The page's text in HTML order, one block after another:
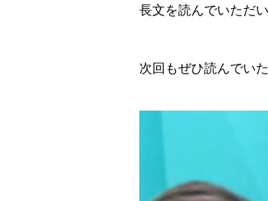
長文を読んでいただ
次回もぜひ読んでい